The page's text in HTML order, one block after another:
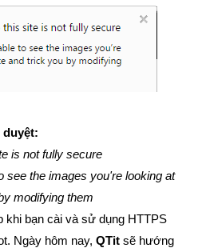
duyệt:
is not fully secure
see the images you're looking at
modifying them
bạn cài và sử dụng HTTPS
Ngày hôm nay, QTit sẽ hướng